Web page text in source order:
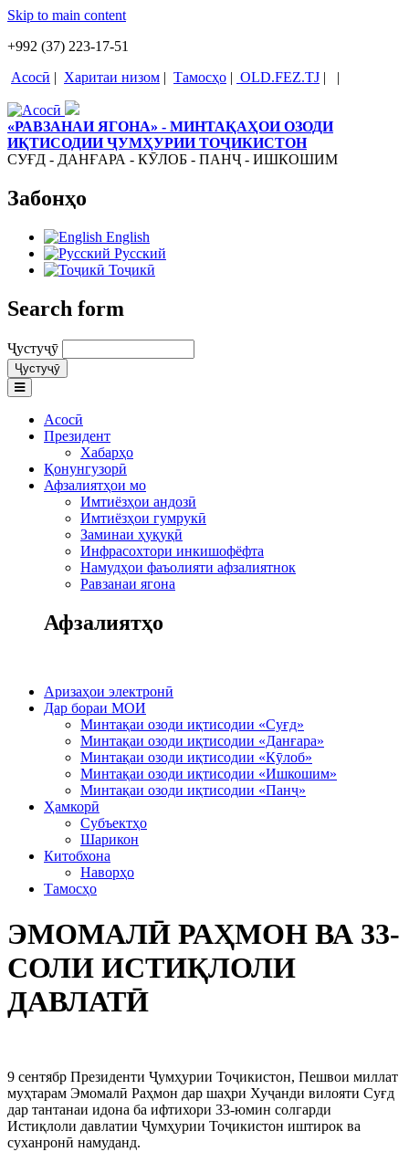
Skip to main content
+992 (37) 223-17-51
Асосӣ | Харитаи низом | Тамосҳо | OLD.FEZ.TJ | |
«РАВЗАНАИ ЯГОНА» - МИНТАҚАҲОИ ОЗОДИ
ИҚТИСОДИИ ҶУМҲУРИИ ТОҶИКИСТОН
СУҒД - ДАНҒАРА - КӮЛОБ - ПАНҶ - ИШКОШИМ
Забонҳо
English
Русский
Тоҷикӣ
Search form
Ҷустуҷӯ
Асосӣ
Президент
Хабарҳо
Қонунгузорӣ
Афзалиятҳои мо
Имтиёзҳои андозӣ
Имтиёзҳои гумрукӣ
Заминаи ҳуқуқӣ
Инфрасохтори инкишофёфта
Намудҳои фаъолияти афзалиятнок
Равзанаи ягона
Афзалиятҳо
Аризаҳои электронӣ
Дар бораи МОИ
Минтақаи озоди иқтисодии «Суғд»
Минтақаи озоди иқтисодии «Данғара»
Минтақаи озоди иқтисодии «Кӯлоб»
Минтақаи озоди иқтисодии «Ишкошим»
Минтақаи озоди иқтисодии «Панҷ»
Ҳамкорӣ
Субъектҳо
Шарикон
Китобхона
Наворҳо
Тамосҳо
ЭМОМАЛӢ РАҲМОН ВА 33-
СОЛИ ИСТИҚЛОЛИ
ДАВЛАТӢ
9 сентябр Президенти Ҷумҳурии Тоҷикистон, Пешвои миллат
муҳтарам Эмомалӣ Раҳмон дар шаҳри Хуҷанди вилояти Суғд
дар тантанаи идона ба ифтихори 33-юмин солгарди
Истиқлоли давлатии Ҷумҳурии Тоҷикистон иштирок ва
суханронӣ намуданд.